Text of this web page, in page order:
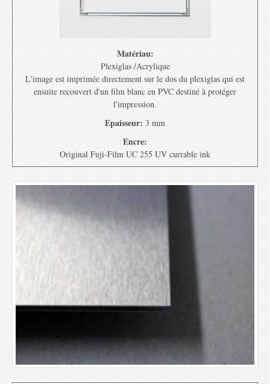
Matériau:
Plexiglas /Acrylique
L'image est imprimée directement sur le dos du plexiglas qui est
ensuite recouvert d'un film blanc en PVC destiné à protéger
l'impression.
Epaisseur: 3 mm
Encre:
Original Fuji-Film UC 255 UV currable ink